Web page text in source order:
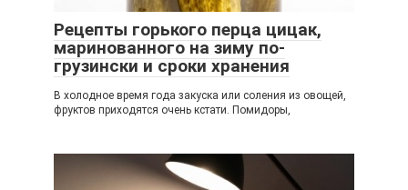
Рецепты горького перца цицак,
маринованного на зиму по-
грузински и сроки хранения
В холодное время года закуска или соления из овощей,
фруктов приходятся очень кстати. Помидоры,